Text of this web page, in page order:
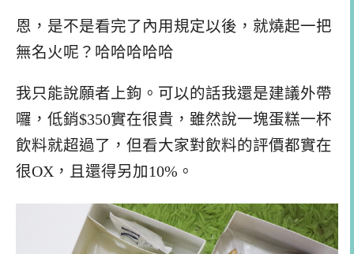
恩，是不是看完了內用規定以後，就燒起一把
無名火呢？哈哈哈哈哈
我只能說願者上鉤。可以的話我還是建議外帶
囉，低銷$350實在很貴，雖然說一塊蛋糕一杯
飲料就超過了，但看大家對飲料的評價都實在
很OX，且還得另加10%。